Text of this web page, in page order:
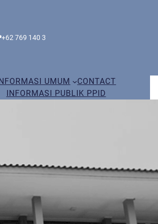
+62 769 140 3
UMUM
CONTACT
INFORMASI PUBLIK PPID